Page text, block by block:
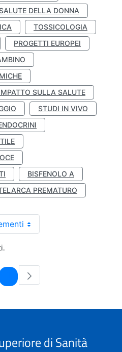
DELLA DONNA
TOSSICOLOGIA
PROGETTI EUROPEI
SULLA SALUTE
STUDI IN VIVO
BISFENOLO A
PREMATURO
Pagina
di Sanità